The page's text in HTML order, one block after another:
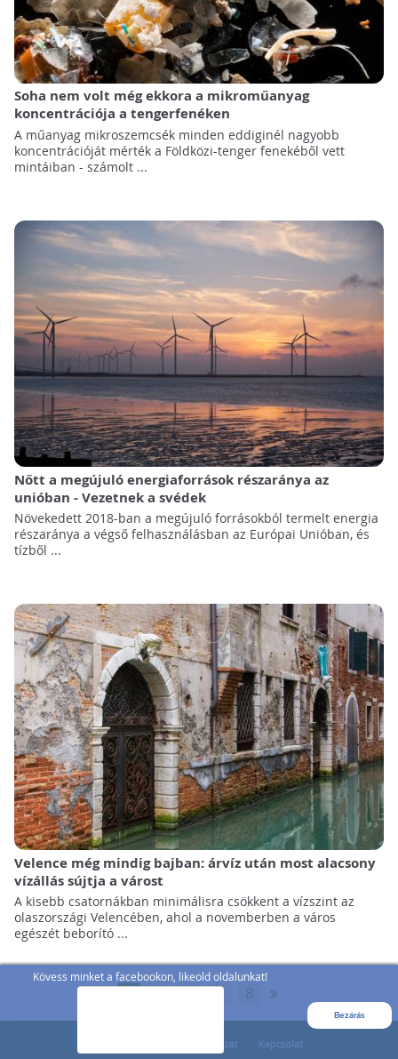
Kövess minket a facebookon, likeold oldalunkat!
Bezárás
Soha nem volt még ekkora a mikroműanyag
koncentrációja a tengerfenéken
A műanyag mikroszemcsék minden eddiginél nagyobb
koncentrációját mérték a Földközi-tenger fenekéből vett
mintáiban - számolt ...
Nőtt a megújuló energiaforrások részaránya az
unióban - Vezetnek a svédek
Növekedett 2018-ban a megújuló forrásokból termelt energia
részaránya a végső felhasználásban az Európai Unióban, és
tízből ...
Velence még mindig bajban: árvíz után most alacsony
vízállás sújtja a várost
A kisebb csatornákban minimálisra csökkent a vízszint az
olaszországi Velencében, ahol a novemberben a város
egészét beborító ...
... 8 »